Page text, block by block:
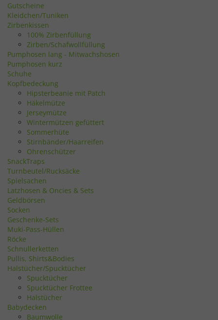
Gutscheine
Kleidchen/Tuniken
Zirbenkissen
100% Zirbenfüllung
Zirben/Schafwollfüllung
Pumphosen lang - Mitwachshosen
Pumphosen kurz
Schuhe
Kopfbedeckung
Hipsterbeanie mit Patch
Häkelmütze
Jerseymütze
Wintermützen gefüttert
Sommerhüte
Stirnbänder/Haarreifen
Ohrenschützer
SnackTraps
Turnbeutel/Rucksäcke
Spielsachen
Latzhosen & Oncies & Sets
Geldbörsen
Socken
Geschenke-Sets
Muki-Pass-Hüllen
Röcke
Schnullerketten
Pullis, Shirts&Bodies
Halstücher/Spucktücher
Spucktücher
Spucktücher Frottee
Halstücher
Babydecken
Baumwolle